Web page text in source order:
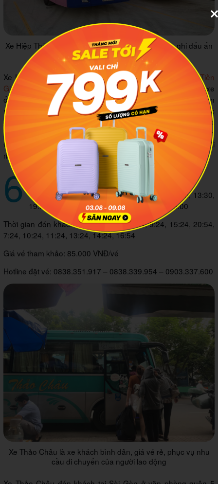
Xe Hiệp Thành có màu sơn rất độc đáo và nổi bật, ghi dấu ấn
trong lòng hành khách
Xe Hiệp Thành phục vụ cả dòngxe limousine Sài Gòn Tiền
Giang
và giường nằm để khách hàng lựa chọn. Chất lượng xe
ổn, dịch vụ nhiệt tình, không chỉ vận chuyển người mà còn
nhận ký gửi hàng hóa. Bên cạnh đó, xe Hiệp Thành có mức
giá vé khá ổn định, hạn chế tăng giá vào các dịp lễ tết cũng là
một điểm cộng lớn. Mỗi ngày nhà xe giường nằm đi Tiền
Giang này phục vụ 8 chuyến mỗi chiều nên bạn có thể thoải
mái lựa chọn giờ xuất phát phù hợp.
6 Nhà xe Thảo Châu
Thời gian đón khách tại Sài Gòn: 06:30, 07:30, 13:30,
19:00, 05:30, 08:30, 09:30, 11:30, 12:30, 15:00
Thời gian đón khách tại Tiền Giang: 8:24, 9:24, 15:24, 20:54,
7:24, 10:24, 11:24, 13:24, 14:24, 16:54
Giá vé tham khảo: 85.000 VNĐ/vé
Hotline đặt vé: 0838.351.917 – 0838.339.954 – 0903.337.600
Xe Thảo Châu là xe khách bình dân, giá vé rẻ, phục vụ nhu
cầu di chuyển của người lao động